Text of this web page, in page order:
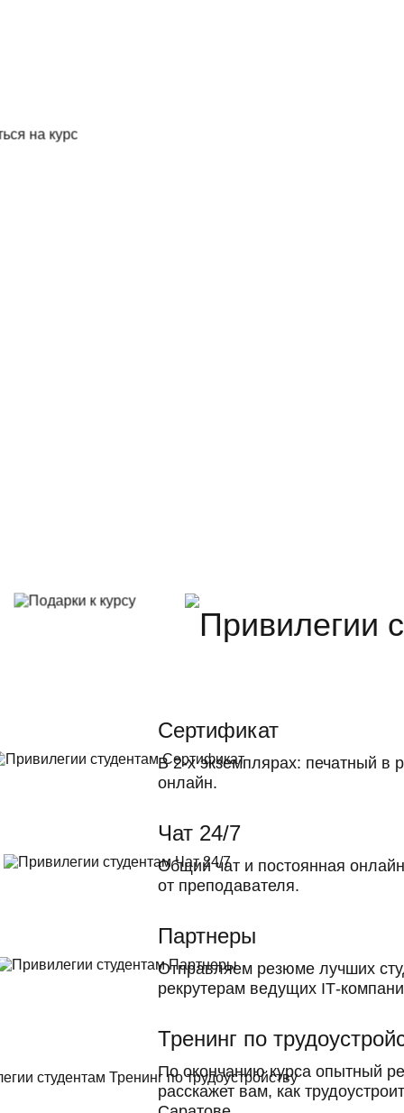
Сертификат
В 2-х экземплярах: печатный в
онлайн.
Чат 24/7
Общий чат и постоянная
от преподавателя.
Партнеры
Отправляем резюме лучших
рекрутерам ведущих ІТ-
Тренинг по
По окончанию курса опытный
расскажет вам, как